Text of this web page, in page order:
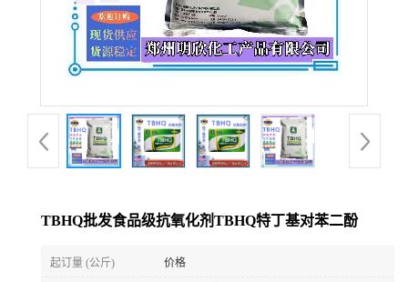
TBHQ批发食品级抗氧化剂TBHQ特丁基对苯二酚
起订量 (公斤) 价格